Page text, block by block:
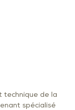
technique de la
spécialisé